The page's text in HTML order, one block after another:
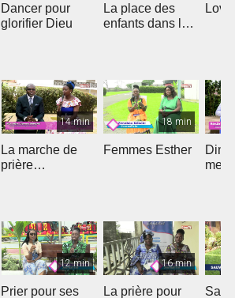
Dancer pour
glorifier Dieu
La place des
enfants dans le
14 min
La marche de
prière
18 min
Femmes Esther
12 min
Prier pour ses
16 min
La prière pour